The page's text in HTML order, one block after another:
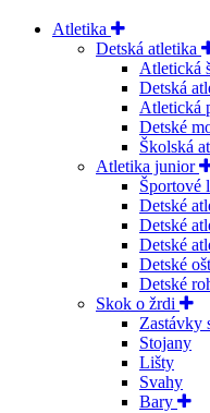
Atletika
Detská atletika
Atletická
Detská
Atletická
Detské
Školská
Atletika junior
Športové
Detské
Detské
Detské
Detské
Detské
Skok o žrdi
Zastávky
Stojany
Lišty
Svahy
Bary